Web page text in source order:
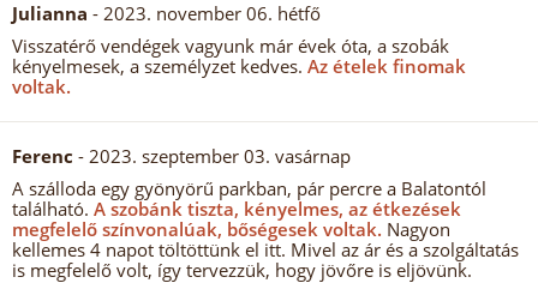
Julianna - 2023. november 06. hétfő
Visszatérő vendégek vagyunk már évek óta, a szobák
kényelmesek, a személyzet kedves. Az ételek finomak
voltak.
Ferenc - 2023. szeptember 03. vasárnap
A szálloda egy gyönyörű parkban, pár percre a Balatontól
található. A szobánk tiszta, kényelmes, az étkezések
megfelelő színvonalúak, bőségesek voltak. Nagyon
kellemes 4 napot töltöttünk el itt. Mivel az ár és a szolgáltatás
is megfelelő volt, így tervezzük, hogy jövőre is eljövünk.